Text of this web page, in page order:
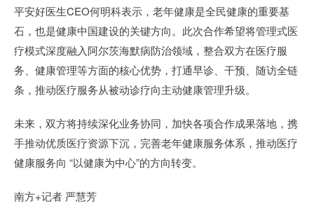
平安好医生CEO何明科表示，老年健康是全民健康的重要基
石，也是健康中国建设的关键方向。此次合作希望将管理式医
疗模式深度融入阿尔茨海默病防治领域，整合双方在医疗服
务、健康管理等方面的核心优势，打通早诊、干预、随访全链
条，推动医疗服务从被动诊疗向主动健康管理升级。
未来，双方将持续深化业务协同，加快各项合作成果落地，携
手推动优质医疗资源下沉，完善老年健康服务体系，推动医疗
健康服务向 “以健康为中心”的方向转变。
南方+记者 严慧芳